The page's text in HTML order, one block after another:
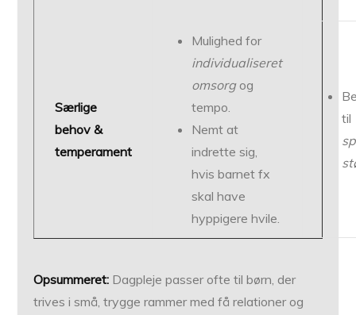
Særlige
behov &
temperament
Mulighed for
individualiseret
omsorgog
tempo.
Nemt at
indrette sig,
hvis barnet fx
skal have
hyppigere hvile.
til
Opsummeret: Dagpleje passer ofte til børn, der
trives i små, trygge rammer med få relationer og